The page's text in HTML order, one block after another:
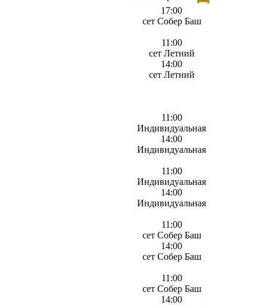
17:00
сет Собер Баш
11:00
сет Летний
14:00
сет Летний
11:00
Индивидуальная
14:00
Индивидуальная
11:00
Индивидуальная
14:00
Индивидуальная
11:00
сет Собер Баш
14:00
сет Собер Баш
11:00
сет Собер Баш
14:00